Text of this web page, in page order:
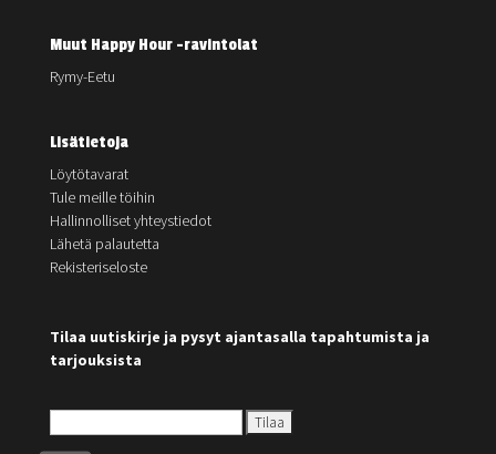
Muut Happy Hour -ravintolat
Rymy-Eetu
Lisätietoja
Löytötavarat
Tule meille töihin
Hallinnolliset yhteystiedot
Lähetä palautetta
Rekisteriseloste
Tilaa uutiskirje ja pysyt ajantasalla tapahtumista ja
tarjouksista